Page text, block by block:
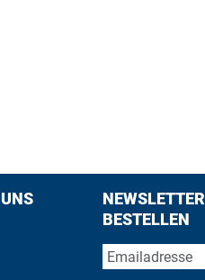
NEWSLETTER
BESTELLEN